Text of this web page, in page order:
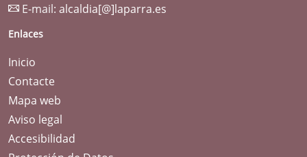
E-mail: alcaldia[@]laparra.es
Enlaces
Inicio
Contacte
Mapa web
Aviso legal
Accesibilidad